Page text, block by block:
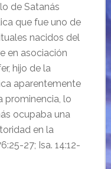
de Satanás
que fue uno de
nacidos del
en asociación
hijo de la
aparentemente
prominencia, lo
ocupaba una
en la
27; Isa. 14:12-